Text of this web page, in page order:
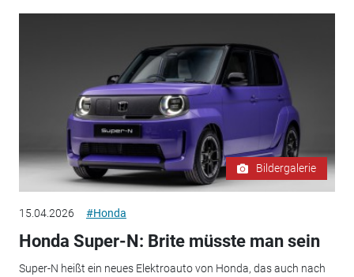
Bildergalerie
15.04.2026 #Honda
Honda Super-N: Brite müsste man sein
Super-N heißt ein neues Elektroauto von Honda, das auch nach